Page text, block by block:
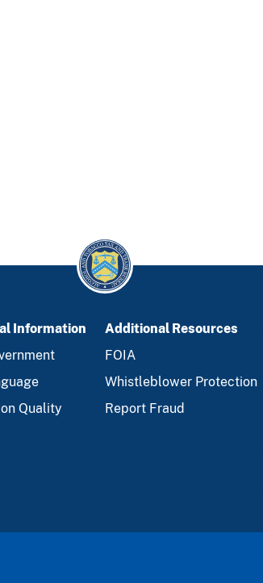
Information
Quality
Additional Resources
FOIA
Whistleblower Protection
Report Fraud